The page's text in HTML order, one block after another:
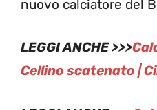
nuovo calciatore del
LEGGI ANCHE >>>
Cellino scatenato |